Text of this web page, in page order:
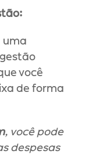
uma
você
de forma
, você pode
despesas